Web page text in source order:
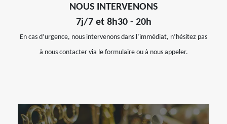
NOUS INTERVENONS
7j/7 et 8h30 - 20h
En cas d’urgence, nous intervenons dans l’immédiat, n’hésitez pas
à nous contacter via le formulaire ou à nous appeler.